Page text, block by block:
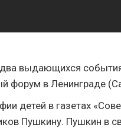
выдающихся
форум в Ленинграде
детей в газетах
Пушкину. Пушкин в